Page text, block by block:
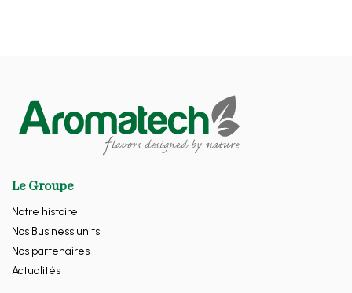
Le Groupe
Notre histoire
Nos Business units
Nos partenaires
Actualités